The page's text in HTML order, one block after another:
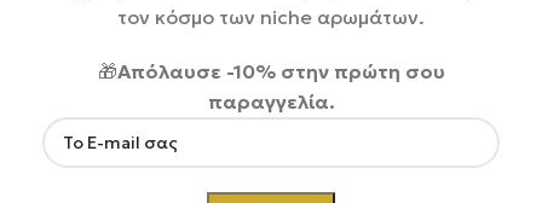
τον κόσμο των niche αρωμάτων.
🎁Απόλαυσε -10% στην πρώτη σου
παραγγελία.